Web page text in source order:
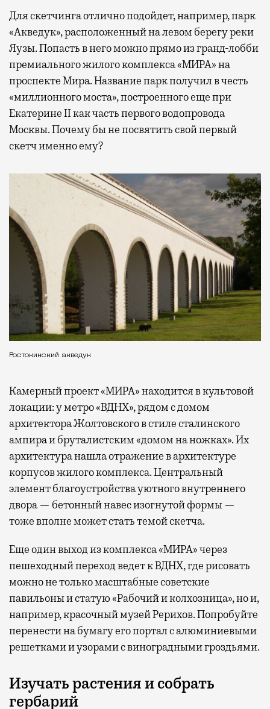
Для скетчинга отлично подойдет, например, парк
«Акведук», расположенный на левом берегу реки
Яузы. Попасть в него можно прямо из гранд-лобби
премиального жилого комплекса «МИРА» на
проспекте Мира. Название парк получил в честь
«миллионного моста», построенного еще при
Екатерине II как часть первого водопровода
Москвы. Почему бы не посвятить свой первый
скетч именно ему?
Ростокинский акведук
Камерный проект «МИРА» находится в культовой
локации: у метро «ВДНХ», рядом с домом
архитектора Жолтовского в стиле сталинского
ампира и бруталистским «домом на ножках». Их
архитектура нашла отражение в архитектуре
корпусов жилого комплекса. Центральный
элемент благоустройства уютного внутреннего
двора — бетонный навес изогнутой формы —
тоже вполне может стать темой скетча.
Еще один выход из комплекса «МИРА» через
пешеходный переход ведет к ВДНХ, где рисовать
можно не только масштабные советские
павильоны и статую «Рабочий и колхозница», но и,
например, красочный музей Рерихов. Попробуйте
перенести на бумагу его портал с алюминиевыми
решетками и узорами с виноградными гроздьями.
Изучать растения и собрать
гербарий